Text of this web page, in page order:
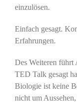
einzulösen.
Einfach gesagt.
Erfahrungen.
Des Weiteren führt
TED Talk gesagt
Biologie ist keine
nicht um